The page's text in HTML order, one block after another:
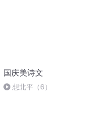
国庆美诗文
想北平（6）